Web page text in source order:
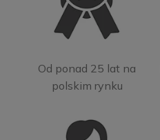
Od ponad 25 lat na
polskim rynku